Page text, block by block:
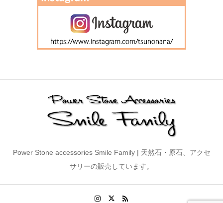
Power Stone accessories Smile Family | 天然石・原石、アクセ
サリーの販売しています。